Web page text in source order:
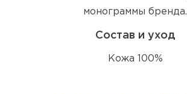
монограммы бренда.
Состав и уход
Кожа 100%